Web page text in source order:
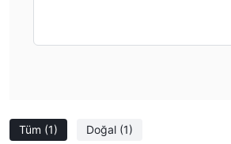
CFTX'de yatırımcılar için dört tür hesap
kaldıraç
PRO: minimum 2.500 euro depozito,
Tüm (1) Doğal (1)